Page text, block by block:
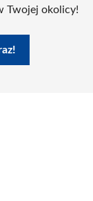
Twojej okolicy!